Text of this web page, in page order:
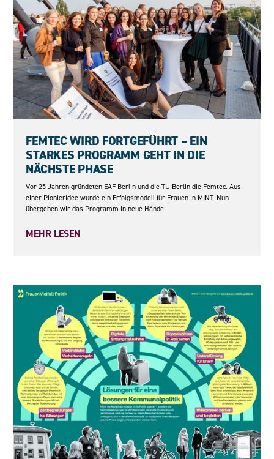
FEMTEC WIRD FORTGEFÜHRT – EIN
STARKES PROGRAMM GEHT IN DIE
NÄCHSTE PHASE
Vor 25 Jahren gründeten EAF Berlin und die TU Berlin die Femtec. Aus
einer Pionieridee wurde ein Erfolgsmodell für Frauen in MINT. Nun
übergeben wir das Programm in neue Hände.
MEHR LESEN